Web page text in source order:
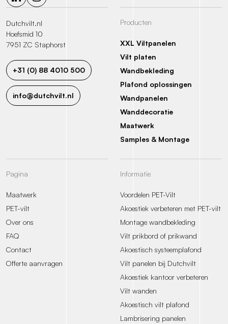
Volg
ons
op
LinkedIn
Volg
ons
op
Instagram
Dutchvilt.nl
Hoefsmid 10
7951 ZC Staphorst
+31 (0) 88 4010 500
info@dutchvilt.nl
Producten
XXL Viltpanelen
Vilt platen
Wandbekleding
Plafond oplossingen
Wandpanelen
Wanddecoratie
Maatwerk
Samples & Montage
Pagina
Maatwerk
PET-vilt
Over ons
FAQ
Contact
Offerte aanvragen
Informatie
Voordelen PET-Vilt
Akoestiek verbeteren met PET-vilt
Montage wandbekleding
Vilt prikbord of prikwand
Akoestisch systeemplafond
Vilt panelen bij Dutchvilt
Akoestiek kantoor verbeteren
Vilt wanden
Akoestisch vilt plafond
Lambrisering panelen